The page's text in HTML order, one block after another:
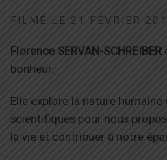
FILMÉ LE 21 FÉVRIER
Florence SERVAN-SCHREIBER
bonheur.
Elle explore la nature
scientifiques pour nous
la vie et contribuer à notre